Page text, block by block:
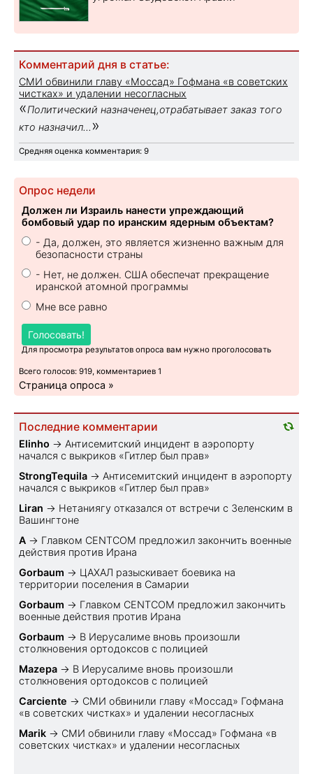
Комментарий дня в статье:
СМИ обвинили главу «Моссад» Гофмана «в советских
чистках» и удалении несогласных
«Политический назначенец,отрабатывает заказ того
кто назначил... »
Средняя оценка комментария: 9
Опрос недели
Должен ли Израиль нанести упреждающий
бомбовый удар по иранским ядерным объектам?
- Да, должен, это является жизненно важным для
безопасности страны
- Нет, не должен. США обеспечат прекращение
иранской атомной программы
Мне все равно
Голосовать!
Для просмотра результатов опроса вам нужно проголосовать
Всего голосов: 919, комментариев 1
Страница опроса »
Последние комментарии
Elinho → Антисемитский инцидент в аэропорту
начался с выкриков «Гитлер был прав»
StrongTequila → Антисемитский инцидент в аэропорту
начался с выкриков «Гитлер был прав»
Liran → Нетаниягу отказался от встречи с Зеленским в
Вашингтоне
A → Главком CENTCOM предложил закончить военные
действия против Ирана
Gorbaum → ЦАХАЛ разыскивает боевика на
территории поселения в Самарии
Gorbaum → Главком CENTCOM предложил закончить
военные действия против Ирана
Gorbaum → В Иерусалиме вновь произошли
столкновения ортодоксов с полицией
Mazepa → В Иерусалиме вновь произошли
столкновения ортодоксов с полицией
Carciente → СМИ обвинили главу «Моссад» Гофмана
«в советских чистках» и удалении несогласных
Marik → СМИ обвинили главу «Моссад» Гофмана «в
советских чистках» и удалении несогласных